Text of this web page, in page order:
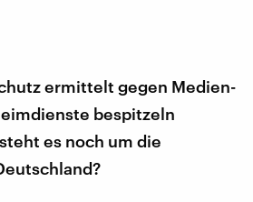
ermittelt gegen Medien-
bespitzeln
es noch um die